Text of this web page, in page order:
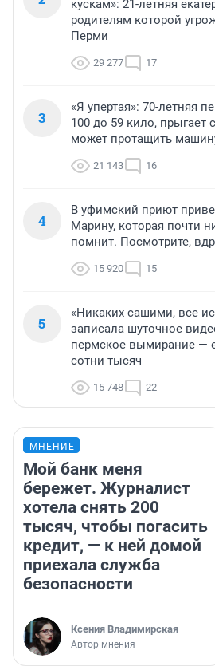
кускам»: 21-летняя
родителям которой
Перми
29 277 17
3
«Я упертая»: 70-летняя
100 до 59 кило, прыгает
может протащить
21 143 16
4
В уфимский приют
Марину, которая почти
помнит. Посмотрите,
15 920 15
5
«Никаких сашими, все
записала шуточное
пермское вымирание —
сотни тысяч
15 748 22
МНЕНИЕ
Мой банк меня
бережет. Журналист
хотела снять 200
тысяч, чтобы погасить
кредит, — к ней домой
приехала служба
безопасности
Ксения Владимирская
Автор мнения